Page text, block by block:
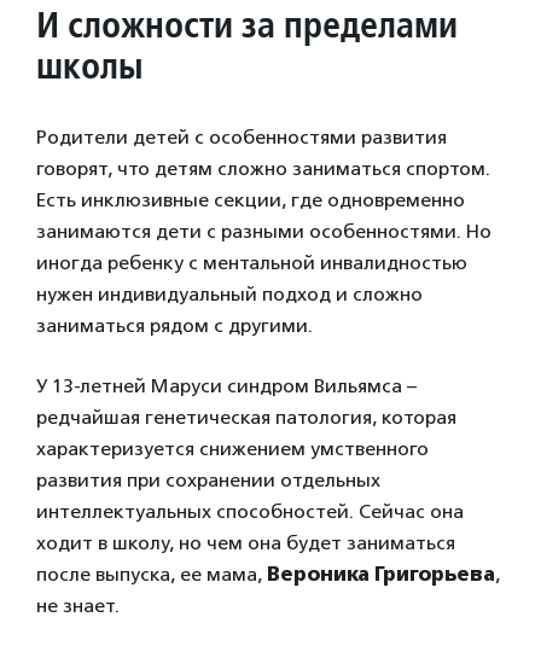
И сложности за пределами
школы
Родители детей с особенностями развития
говорят, что детям сложно заниматься спортом.
Есть инклюзивные секции, где одновременно
занимаются дети с разными особенностями. Но
иногда ребенку с ментальной инвалидностью
нужен индивидуальный подход и сложно
заниматься рядом с другими.
У 13-летней Маруси синдром Вильямса –
редчайшая генетическая патология, которая
характеризуется снижением умственного
развития при сохранении отдельных
интеллектуальных способностей. Сейчас она
ходит в школу, но чем она будет заниматься
после выпуска, ее мама, Вероника Григорьева,
не знает.